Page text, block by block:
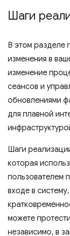
Шаги
В этом разделе
изменения в
изменение
сеансов и
обновлениями
для плавной
Шаги
которая
пользователем
входе в
можете
независимо, в